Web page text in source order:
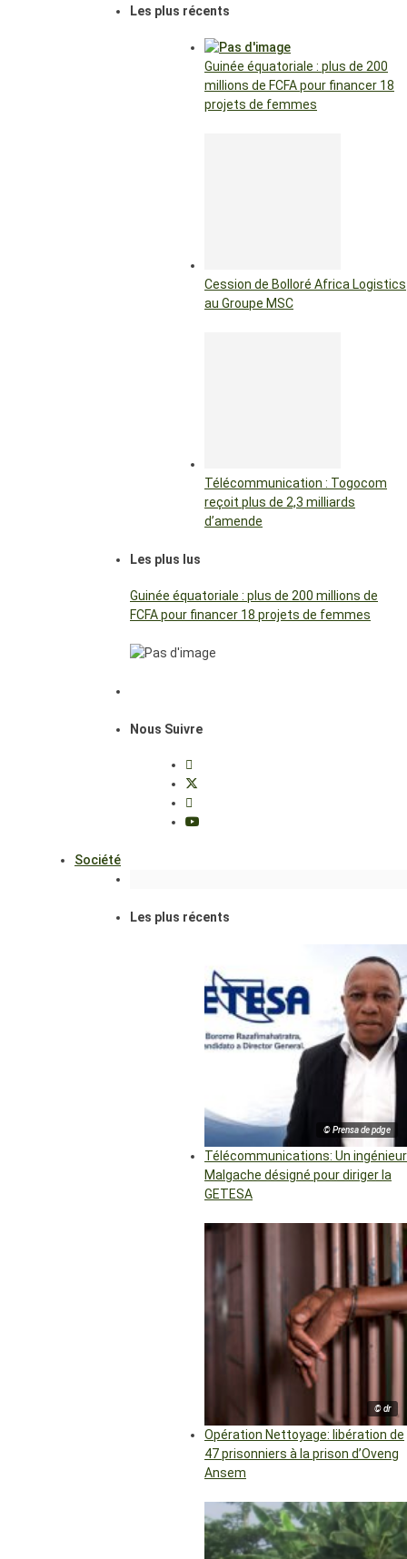
Les plus récents
Guinée équatoriale : plus de 200
millions de FCFA pour financer 18
projets de femmes
Cession de Bolloré Africa Logistics
au Groupe MSC
Télécommunication : Togocom
reçoit plus de 2,3 milliards
d’amende
Les plus lus
Guinée équatoriale : plus de 200 millions de
FCFA pour financer 18 projets de femmes
Nous Suivre
Société
Les plus récents
© Prensa de pdge
Télécommunications: Un ingénieur
Malgache désigné pour diriger la
GETESA
© dr
Opération Nettoyage: libération de
47 prisonniers à la prison d’Oveng
Ansem